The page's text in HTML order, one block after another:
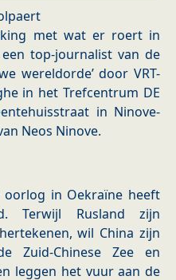
met wat er roert in
top-journalist van de
wereldorde’ door VRT-
in het Trefcentrum DE
in Ninove-
Neos Ninove.
in Oekraïne heeft
Terwijl Rusland zijn
wil China zijn
Zuid-Chinese Zee en
leggen het vuur aan de